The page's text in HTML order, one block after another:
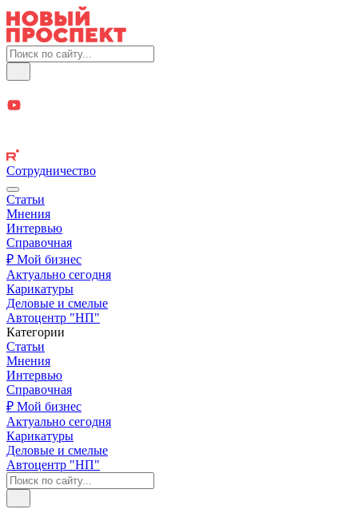
Сотрудничество
Статьи
Мнения
Интервью
Справочная
₽ Мой бизнес
Актуально сегодня
Карикатуры
Деловые и смелые
Автоцентр "НП"
Категории
Статьи
Мнения
Интервью
Справочная
₽ Мой бизнес
Актуально сегодня
Карикатуры
Деловые и смелые
Автоцентр "НП"